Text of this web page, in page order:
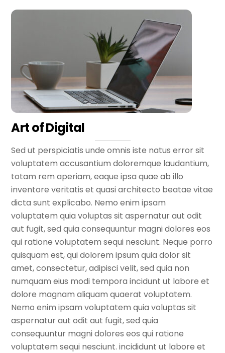
Art of Digital
Sed ut perspiciatis unde omnis iste natus error sit
voluptatem accusantium doloremque laudantium,
totam rem aperiam, eaque ipsa quae ab illo
inventore veritatis et quasi architecto beatae vitae
dicta sunt explicabo. Nemo enim ipsam
voluptatem quia voluptas sit aspernatur aut odit
aut fugit, sed quia consequuntur magni dolores eos
qui ratione voluptatem sequi nesciunt. Neque porro
quisquam est, qui dolorem ipsum quia dolor sit
amet, consectetur, adipisci velit, sed quia non
numquam eius modi tempora incidunt ut labore et
dolore magnam aliquam quaerat voluptatem.
Nemo enim ipsam voluptatem quia voluptas sit
aspernatur aut odit aut fugit, sed quia
consequuntur magni dolores eos qui ratione
voluptatem sequi nesciunt. incididunt ut labore et